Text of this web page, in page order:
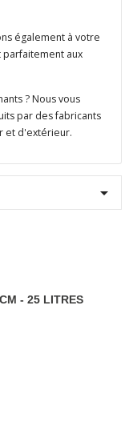
également à votre
aux
? Nous vous
par des fabricants
et d'extérieur.

- 25 LITRES